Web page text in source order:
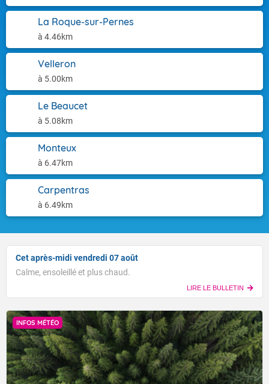
La Roque-sur-Pernes
à 4.46km
Velleron
à 5.00km
Le Beaucet
à 5.08km
Monteux
à 6.47km
Carpentras
à 6.49km
Cet après-midi vendredi 07 août
Calme, ensoleillé et plus chaud.
LIRE LE BULLETIN
INFOS MÉTÉO